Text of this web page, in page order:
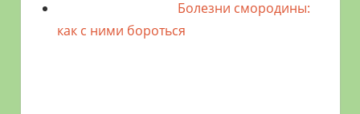
Болезни смородины:
как с ними бороться